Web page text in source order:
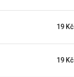
19 Kč
19 Kč